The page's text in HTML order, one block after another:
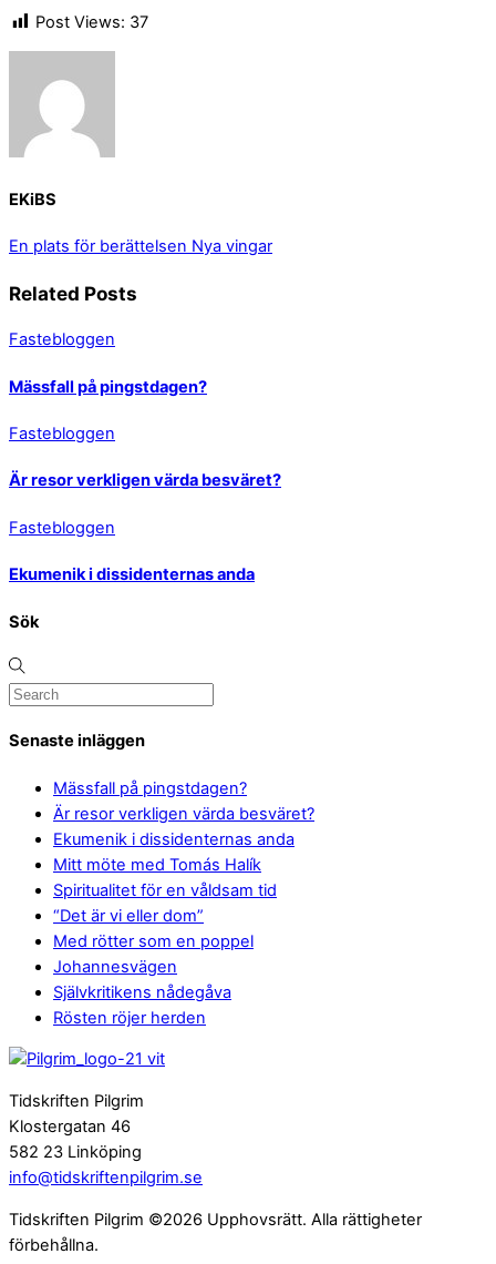
Post Views: 37
EKiBS
En plats för berättelsen Nya vingar
Related Posts
Fastebloggen
Mässfall på pingstdagen?
Fastebloggen
Är resor verkligen värda besväret?
Fastebloggen
Ekumenik i dissidenternas anda
Sök
Senaste inläggen
Mässfall på pingstdagen?
Är resor verkligen värda besväret?
Ekumenik i dissidenternas anda
Mitt möte med Tomás Halík
Spiritualitet för en våldsam tid
“Det är vi eller dom”
Med rötter som en poppel
Johannesvägen
Självkritikens nådegåva
Rösten röjer herden
Tidskriften Pilgrim
Klostergatan 46
582 23 Linköping
info@tidskriftenpilgrim.se
Tidskriften Pilgrim ©2026 Upphovsrätt. Alla rättigheter
förbehållna.